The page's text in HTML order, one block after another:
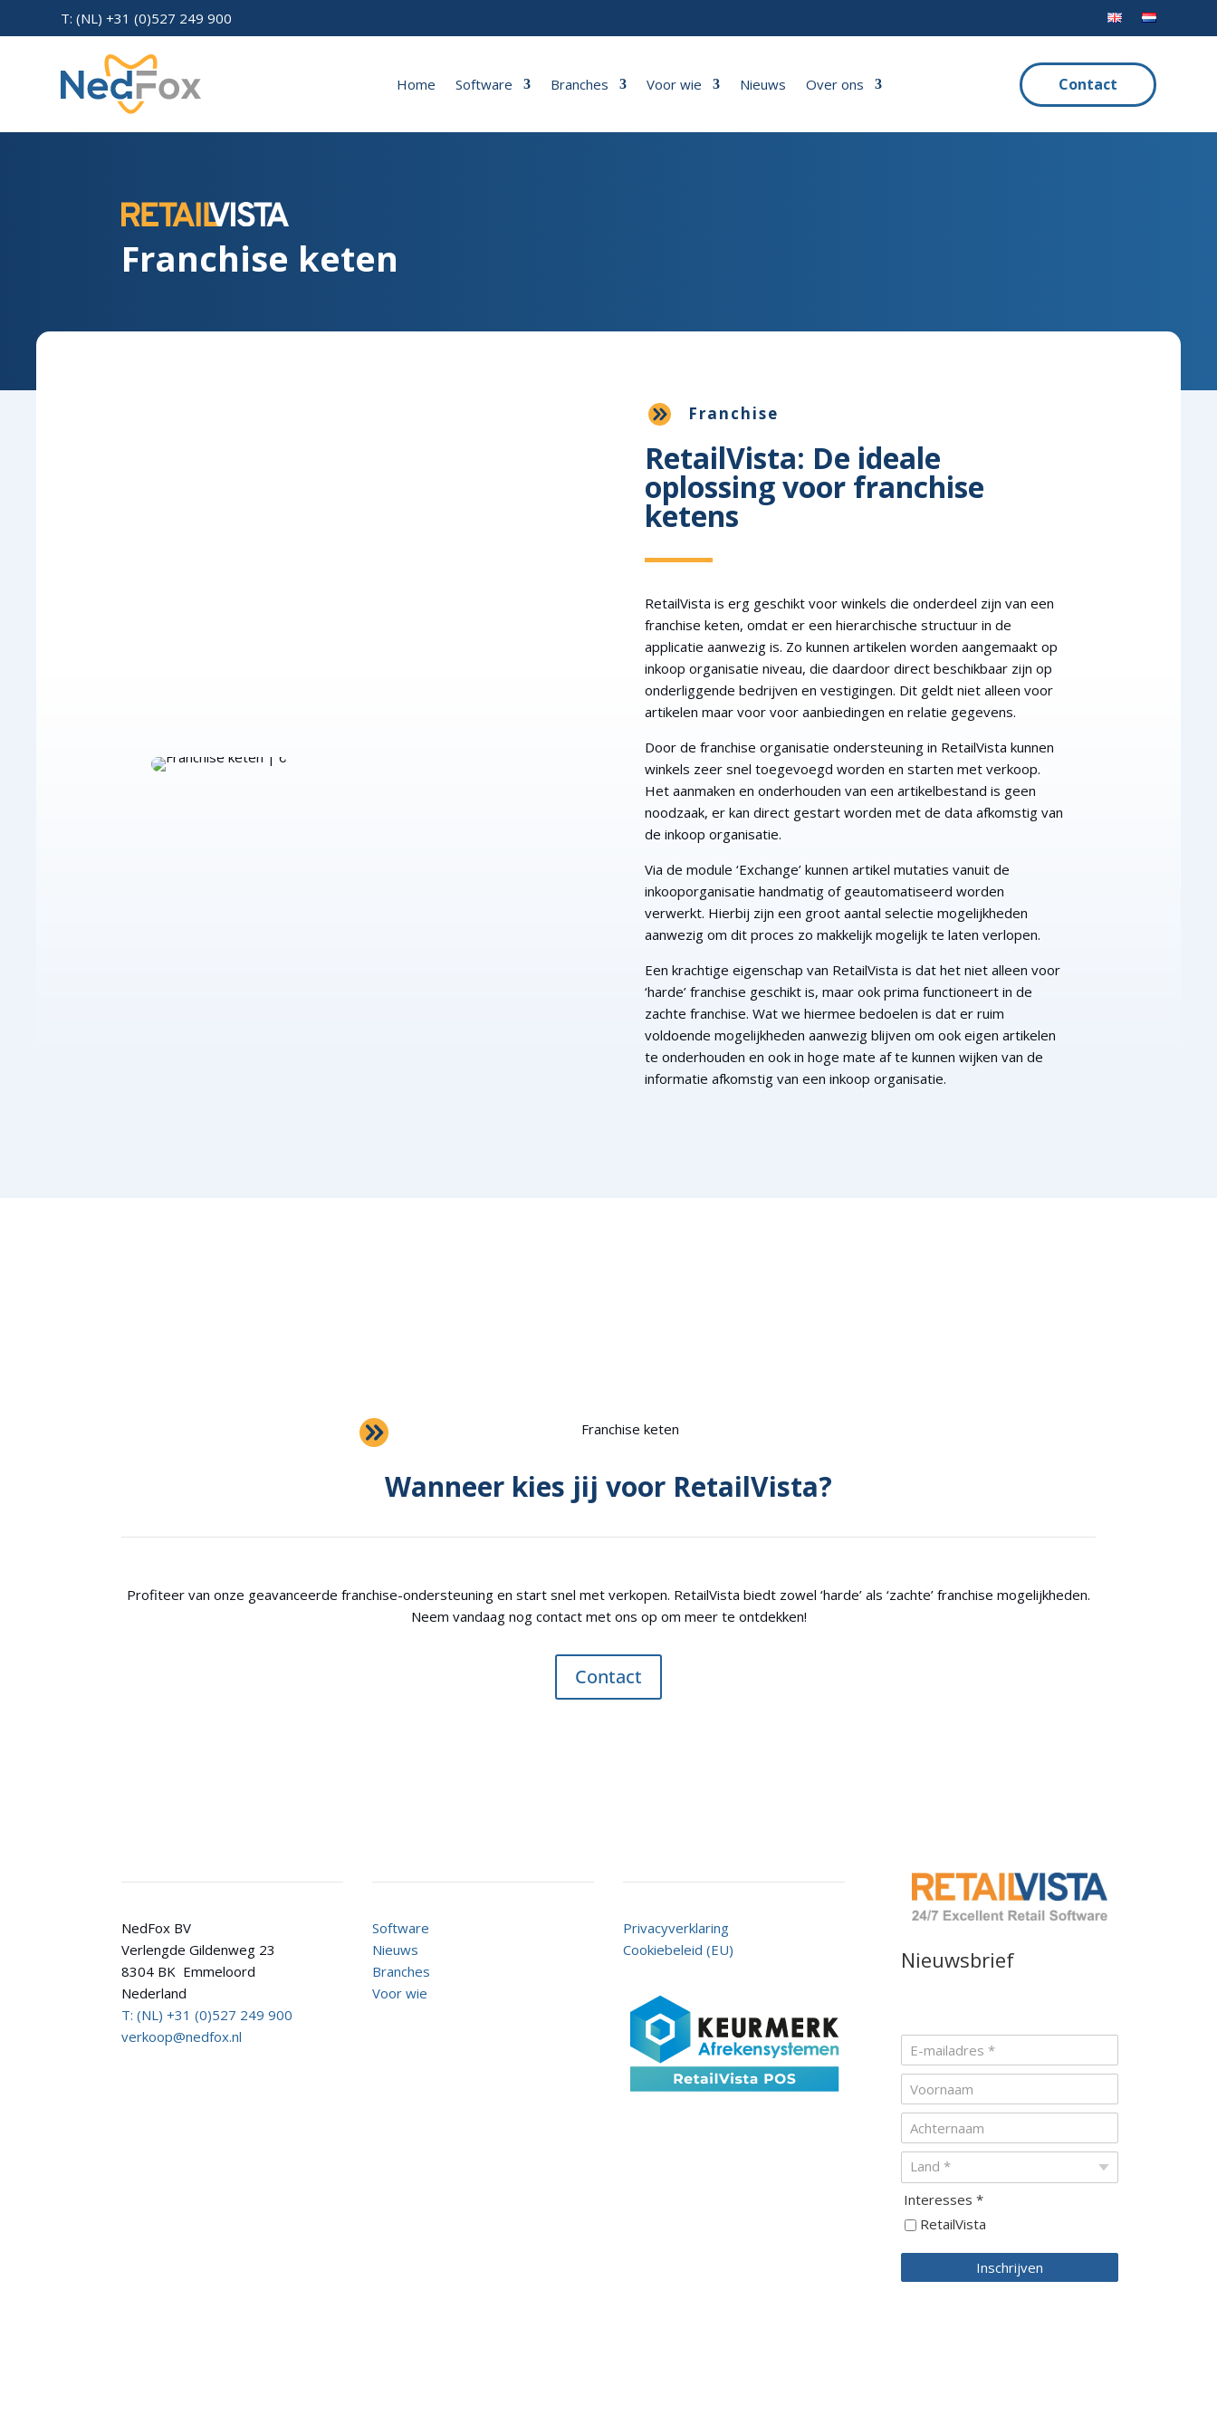
T: (NL) +31 (0)527 249 900
Home Software Branches Voor wie Nieuws Over ons Contact
Franchise keten
Franchise
RetailVista: De ideale
oplossing voor franchise
ketens
RetailVista is erg geschikt voor winkels die onderdeel zijn van een
franchise keten, omdat er een hierarchische structuur in de
applicatie aanwezig is. Zo kunnen artikelen worden aangemaakt op
inkoop organisatie niveau, die daardoor direct beschikbaar zijn op
onderliggende bedrijven en vestigingen. Dit geldt niet alleen voor
artikelen maar voor voor aanbiedingen en relatie gegevens.
Door de franchise organisatie ondersteuning in RetailVista kunnen
winkels zeer snel toegevoegd worden en starten met verkoop.
Het aanmaken en onderhouden van een artikelbestand is geen
noodzaak, er kan direct gestart worden met de data afkomstig van
de inkoop organisatie.
Via de module ‘Exchange’ kunnen artikel mutaties vanuit de
inkooporganisatie handmatig of geautomatiseerd worden
verwerkt. Hierbij zijn een groot aantal selectie mogelijkheden
aanwezig om dit proces zo makkelijk mogelijk te laten verlopen.
Een krachtige eigenschap van RetailVista is dat het niet alleen voor
‘harde’ franchise geschikt is, maar ook prima functioneert in de
zachte franchise. Wat we hiermee bedoelen is dat er ruim
voldoende mogelijkheden aanwezig blijven om ook eigen artikelen
te onderhouden en ook in hoge mate af te kunnen wijken van de
informatie afkomstig van een inkoop organisatie.
Franchise keten
Wanneer kies jij voor RetailVista?
Profiteer van onze geavanceerde franchise-ondersteuning en start snel met verkopen. RetailVista biedt zowel ‘harde’ als ‘zachte’ franchise mogelijkheden.
Neem vandaag nog contact met ons op om meer te ontdekken!
Contact
NedFox BV
Verlengde Gildenweg 23
8304 BK Emmeloord
Nederland
T: (NL) +31 (0)527 249 900
verkoop@nedfox.nl
Software
Nieuws
Branches
Voor wie
Privacyverklaring
Cookiebeleid (EU)
Nieuwsbrief
Interesses *
RetailVista
Inschrijven